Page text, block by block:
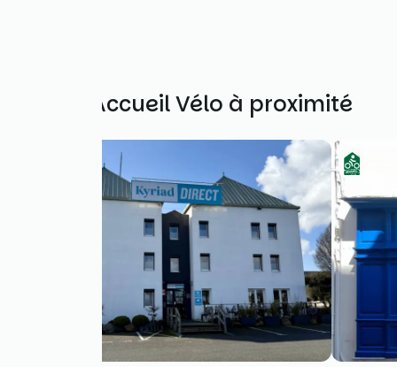
Autres Accueil Vélo à proximité